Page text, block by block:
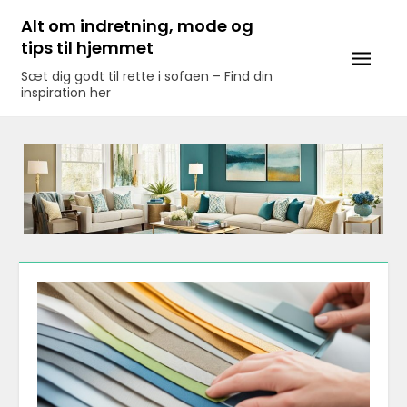
content
Alt om indretning, mode og
tips til hjemmet
Sæt dig godt til rette i sofaen – Find din
inspiration her